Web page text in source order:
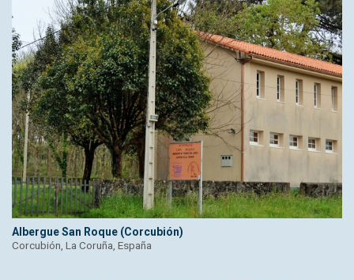
Albergue San Roque (Corcubión)
Corcubión, La Coruña, España